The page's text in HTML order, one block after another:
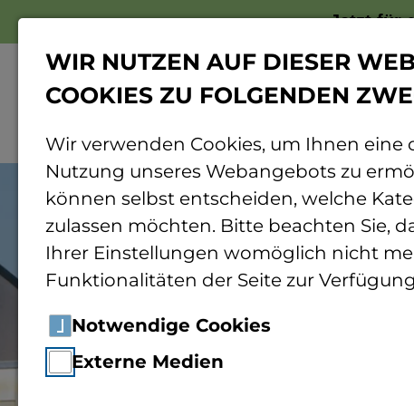
Jetzt für
WIR NUTZEN AUF DIESER
COOKIES ZU FOLGENDEN
Wir verwenden Cookies, um Ihnen eine
Nutzung unseres Webangebots zu
können selbst entscheiden, welche
zulassen möchten. Bitte beachten Sie,
Ihrer Einstellungen womöglich nicht
Funktionalitäten der Seite zur
Notwendige Cookies
Externe Medien